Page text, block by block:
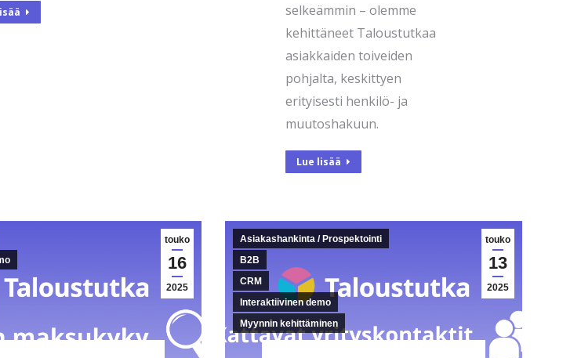
selkeämmin – olemme
kehittäneet Taloustutkaa
asiakkaiden toiveiden
pohjalta, keskittyen
erityisesti henkilö- ja
muutoshakuun.
Lue lisää
touko
16
2025
touko
13
2025
Asiakashankinta / Prospektointi
B2B
CRM
Interaktiivinen demo
Myynnin kehittäminen